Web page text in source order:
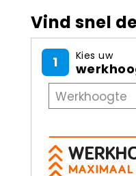
Vind snel
1 Kies uw